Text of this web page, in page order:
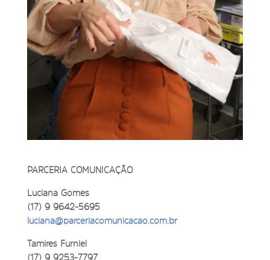
PARCERIA COMUNICAÇÃO
Luciana Gomes
(17) 9 9642-5695
luciana@parceriacomunicacao.com.br
Tamires Furniel
(17) 9 9253-7797